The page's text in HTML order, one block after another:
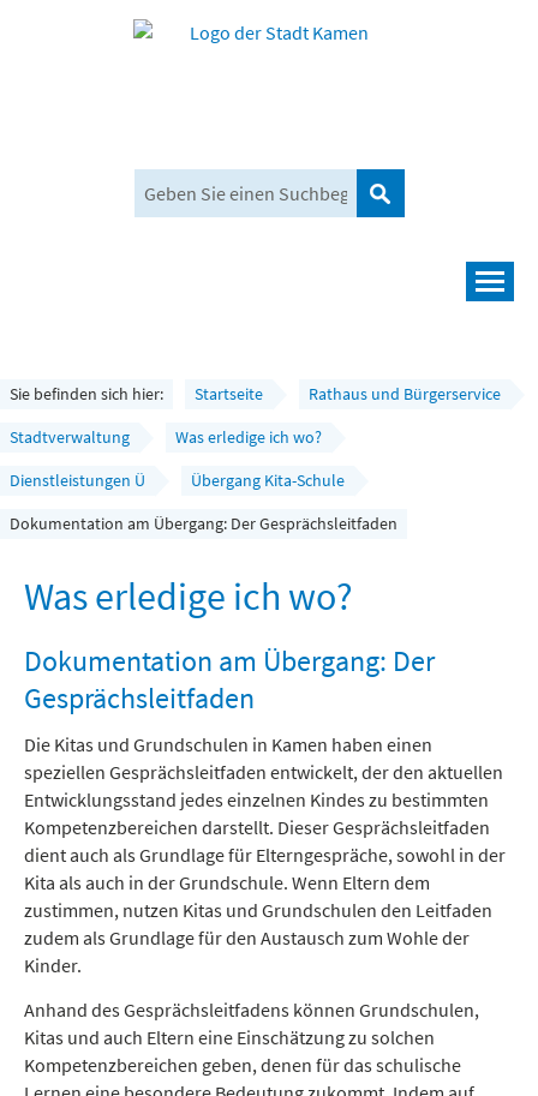
Suchen
Rathaus und Bürgerservice
Wirtschaft und Planen
Umwelt, Klima und Mobilität
Freizeit und Tourismus
Sie befinden sich hier: Startseite
Rathaus und Bürgerservice
Stadtverwaltung
Was erledige ich wo?
Dienstleistungen Ü
Übergang Kita-Schule
Dokumentation am Übergang: Der Gesprächsleitfaden
Was erledige ich wo?
Dokumentation am Übergang: Der
Gesprächsleitfaden
Die Kitas und Grundschulen in Kamen haben einen
speziellen Gesprächsleitfaden entwickelt, der den aktuellen
Entwicklungsstand jedes einzelnen Kindes zu bestimmten
Kompetenzbereichen darstellt. Dieser Gesprächsleitfaden
dient auch als Grundlage für Elterngespräche, sowohl in der
Kita als auch in der Grundschule. Wenn Eltern dem
zustimmen, nutzen Kitas und Grundschulen den Leitfaden
zudem als Grundlage für den Austausch zum Wohle der
Kinder.
Anhand des Gesprächsleitfadens können Grundschulen,
Kitas und auch Eltern eine Einschätzung zu solchen
Kompetenzbereichen geben, denen für das schulische